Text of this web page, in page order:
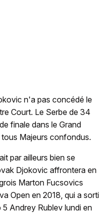
n'a pas concédé le
Court. Le Serbe de 34
finale dans le Grand
Majeurs confondus.
par ailleurs bien se
Djokovic affrontera en
Marton Fucsovics
Open en 2018, qui a sorti
Andrey Rublev lundi en